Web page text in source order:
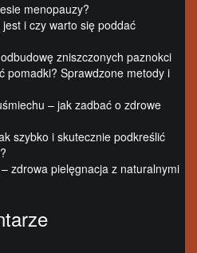
menopauzy?
i czy warto się poddać
zniszczonych paznokci
pomadki? Sprawdzone metody i
– jak zadbać o zdrowe
szybko i skutecznie podkreślić
zdrowa pielęgnacja z naturalnymi